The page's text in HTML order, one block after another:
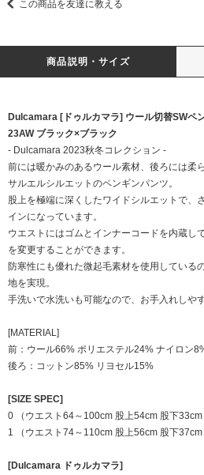
この商品を友達に教える
商品説明・サイズ
Dulcamara [ドゥルカマラ] ウール切替SWペ
23AW ブラック×ブラック
- Dulcamara 2023秋冬コレクション -
前には暖かみのあるウール素材、後ろには柔
サルエルシルエットのペンギンパンツ。
股上を極端に深くしたワイドシルエットで、
インになっています。
ウエストにはゴムとインナーコードを内蔵し
を変更することができます。
防寒性にも優れた微起毛素材を使用している
地を実現。
手洗いで水洗いも可能なので、お手入れしや
[MATERIAL]
前：ウール66% ポリエステル24% ナイロン
後ろ：コットン85% リヨセル15%
[SIZE SPEC]
0 （ウエスト64～100cm 股上54cm 股下33cm
1 （ウエスト74～110cm 股上56cm 股下37cm
[Dulcamara ドゥルカマラ]